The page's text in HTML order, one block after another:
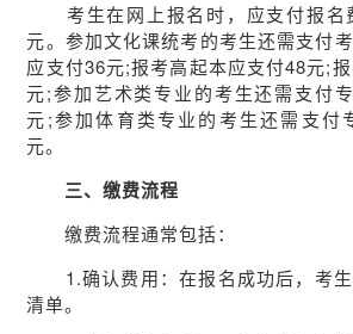
考生在网上报名时，应支付报名
元。参加文化课统考的考生还需支付
应支付36元;报考高起本应支付48元;
元;参加艺术类专业的考生还需支付
元;参加体育类专业的考生还需支付
元。
三、缴费流程
缴费流程通常包括：
1.确认费用：在报名成功后，考生
清单。